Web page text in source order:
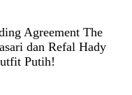
Agreement The
dan Refal Hady
Putih!